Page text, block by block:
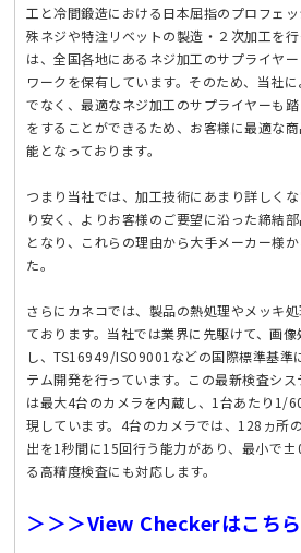
工と冷間鍛造における日本屈指のプロフェ
殊ネジや特注リベットの製造・２次加工を
は、全国各地にあるネジ加工のサプライヤ
ワークを保有しています。そのため、当社
でなく、最適なネジ加工のサプライヤーも
をすることができるため、お客様に最適な
能となっております。
つまり当社では、加工技術にあまり詳しく
り安く、よりお客様のご要望に沿った締結
となり、これらの理由から大手メーカー様
た。
さらにカネコでは、製品の熱処理やメッキ
ております。当社では業界に先駆けて、画
し、TS16949/ISO9001などの国際標準基準
テム開発を行っています。この最新検査シ
は最大4台のカメラを内蔵し、1台あたり1/
現しています。4台のカメラでは、128ヵ所
出を1秒間に15回行う能力があり、最小で
る高精度検査にも対応します。
＞＞＞View Checkerはこちら